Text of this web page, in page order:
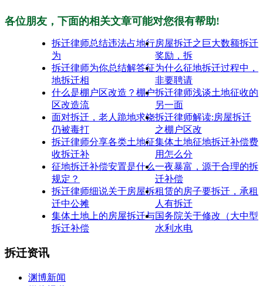
各位朋友，下面的相关文章可能对您很有帮助!
拆迁律师总结违法占地行
为
房屋拆迁之巨大数额拆迁
奖励，拆
拆迁律师为你总结解答征
地拆迁相
为什么征地拆迁过程中，
非要聘请
什么是棚户区改造？棚户
区改造流
拆迁律师浅谈土地征收的
另一面
面对拆迁，老人跪地求饶
仍被毒打
拆迁律师解读:房屋拆迁
之棚户区改
拆迁律师分享各类土地征
收拆迁补
集体土地征地拆迁补偿费
用怎么分
征地拆迁补偿安置是什么
规定？
一夜暴富，源于合理的拆
迁补偿
拆迁律师细说关于房屋拆
迁中公摊
租赁的房子要拆迁，承租
人有拆迁
集体土地上的房屋拆迁与
拆迁补偿
国务院关于修改（大中型
水利水电
拆迁资讯
渊博新闻